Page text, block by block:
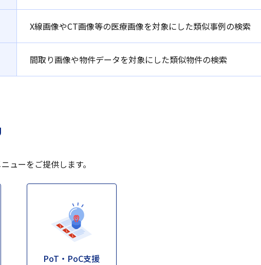
X線画像やCT画像等の医療画像を対象にした類似事例の検索
間取り画像や物件データを対象にした類似物件の検索
ューをご提供します。
PoT・PoC支援